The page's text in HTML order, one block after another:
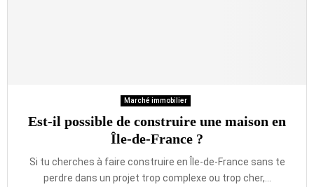
Marché immobilier
Est-il possible de construire une maison en
Île-de-France ?
Si tu cherches à faire construire en Île-de-France sans te
perdre dans un projet trop complexe ou trop cher,...